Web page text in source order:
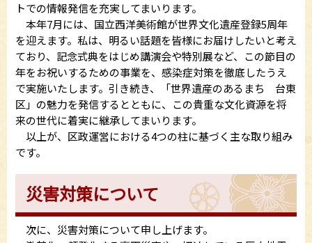
トでの情報発信を充実してまいります。
本年7月には、国立西洋美術館が世界文化遺産登録5周年
を迎えます。私は、明るい話題を皆様にお届けしたいと考え
ており、記念式典をはじめ講演会や特別展など、この節目の
年をお祝いするための事業を、感染症対策を徹底したうえ
で実施いたします。引き続き、「世界遺産のあるまち 台東
区」の魅力を発信するとともに、この貴重な文化資源を将
来の世代に着実に継承してまいります。
以上が、区政運営における4つの柱に基づく主な取り組み
です。
災害対策について
次に、災害対策について申し上げます。